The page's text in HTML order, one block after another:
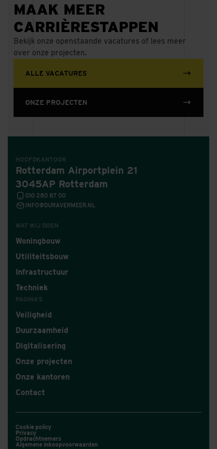
MAAK MEER
CARRIÈRESTAPPEN
Bekijk onze openstaande vacatures of lees meer
over onze projecten.
ALLE VACATURES
ONZE PROJECTEN
WAT WIJ DOEN
Woningbouw
Utiliteitsbouw
Infrastructuur
Techniek
PAGINA'S
Veiligheid
Duurzaamheid
Digitalisering
Onze projecten
Onze kantoren
Contact
HOOFDKANTOOR
Rotterdam Airportplein 21
3045AP Rotterdam
010 280 87 00
INFO@DURAVERMEER.NL
Cookie policy
Privacy
Opdrachtnemers
Algemene inkoopvoorwaarden